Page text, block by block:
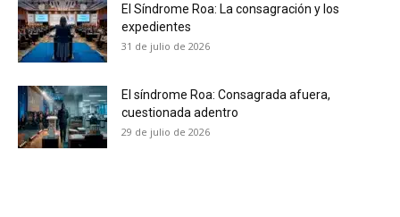
No te pierdas de las
El Síndrome Roa: La consagración y los
expedientes
31 de julio de 2026
El síndrome Roa: Consagrada afuera,
cuestionada adentro
29 de julio de 2026